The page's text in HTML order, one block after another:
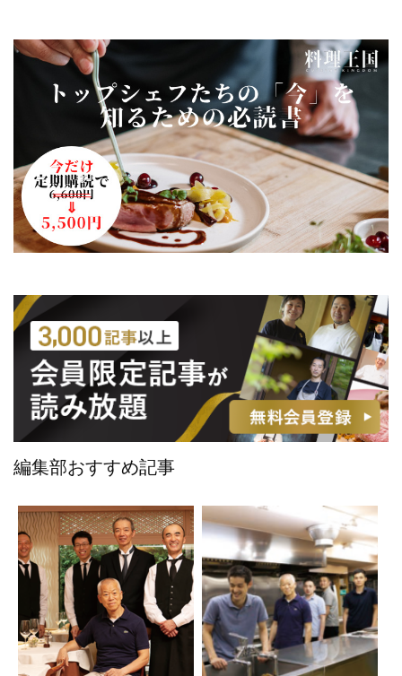
編集部おすすめ記事